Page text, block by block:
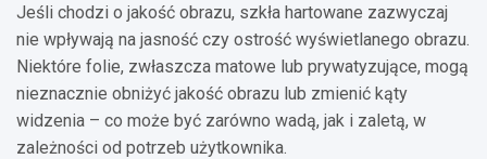
Jeśli chodzi o jakość obrazu, szkła hartowane zazwyczaj
nie wpływają na jasność czy ostrość wyświetlanego obrazu.
Niektóre folie, zwłaszcza matowe lub prywatyzujące, mogą
nieznacznie obniżyć jakość obrazu lub zmienić kąty
widzenia – co może być zarówno wadą, jak i zaletą, w
zależności od potrzeb użytkownika.